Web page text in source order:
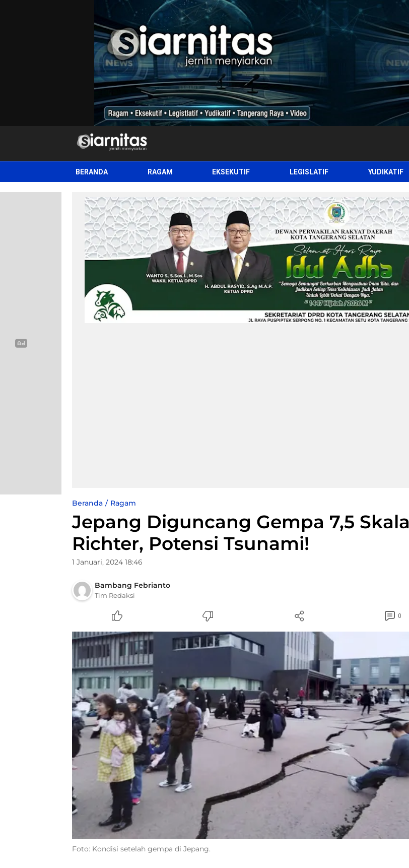
siarnitas
Jernih Menyiarkan
BERANDA RAGAM EKSEKUTIF LEGISLATIF YUDIKATIF
Beranda Ragam
Jepang Diguncang Gempa 7,5 Skala
Richter, Potensi Tsunami!
1 Januari, 2024 18:46
Bambang Febrianto
Tim Redaksi
0
Foto: Kondisi setelah gempa di Jepang.